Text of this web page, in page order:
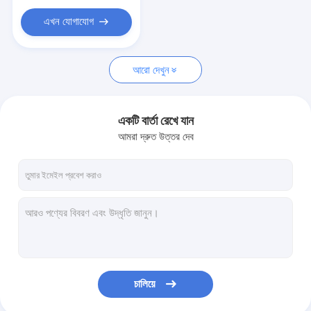
এখন যোগাযোগ
আরো দেখুন
একটি বার্তা রেখে যান
আমরা দ্রুত উত্তর দেব
চালিয়ে